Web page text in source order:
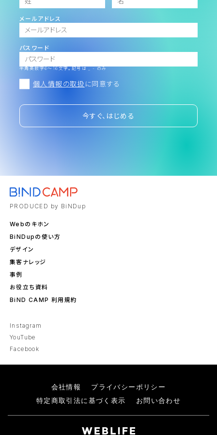
メールアドレス
パスワード
半角英数字6～16文字。記号は _ - のみ
個人情報の取扱 に同意する
今すぐ、はじめる
PRODUCED by BiNDup
Webのキホン
BiNDupの使い方
デザイン
集客ナレッジ
事例
お役立ち資料
BiND CAMP 利用規約
Instagram
YouTube
Facebook
会社情報
プライバシーポリシー
特定商取引法に基づく表示
お問い合わせ